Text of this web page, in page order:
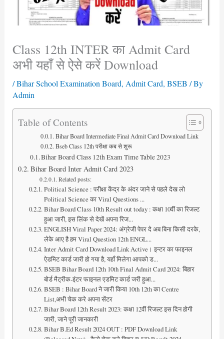
Class 12th INTER का Admit Card
अभी यहाँ से ऐसे करें Download
/Bihar School Examination Board, Admit Card, BSEB / By
Admin
Table of Contents
Bihar Board Intermediate Final Admit Card Download Link
Bseb Class 12th परीक्षा कब से शुरू
Bihar Board Class 12th Exam Time Table 2023
Bihar Board Inter Admit Card 2023
Related posts:
Political Science : परीक्षा केंद्र के अंदर जाने से पहले देख लो
Political Science का Viral Questions ...
Bihar Board Class 10th Result out today : कक्षा 10वीं का रिजल्ट
हुआ जारी, इस लिंक से देखें अपना रिज...
ENGLISH Viral Paper 2024: अंग्रेजी पेपर दे अब बिना किसी दरके,
लेके आए है हम Viral Question 12th ENGL...
Inter Admit Card Download Link Active। इन्टर का फाइनल
ऐडमिट कार्ड जारी हो गया है, यहाँ मिलेगा आपको ड...
BSEB Bihar Board 12th 10th Final Admit Card 2024: बिहार
बोर्ड मैट्रीक-इंटर फाइनल एडमिट कार्ड जरी हुआ...
BSEB : Bihar Board ने जारी किया 10th 12th का Centre
List,अभी चेक करे अपना सेंटर
Bihar Board 12th Result 2023: कक्षा 12वीं रिजल्ट इस दिन होगी
जारी, जाने पूरी जानकारी
Bihar B.Ed Result 2024 OUT : PDF Download Link